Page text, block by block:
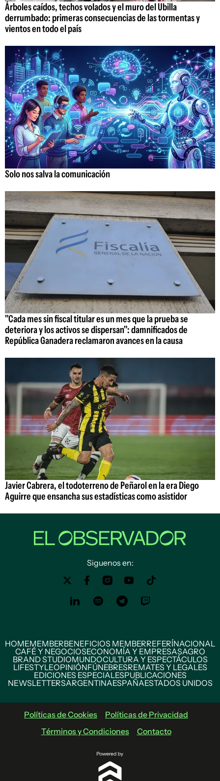
Árboles caídos, techos volados y el muro del Ubilla
derrumbado: primeras consecuencias de las tormentas y
vientos en todo el país
Solo nos salva la comunicación
"Cada mes sin fiscal titular es un mes que la prueba se
deteriora y los activos se dispersan": damnificados de
República Ganadera reclamaron avances en la causa
Javier Cabrera, el todoterreno de Peñarol en la era Diego
Aguirre que ensancha sus estadísticas como asistidor
Siguenos en:
HOMEMEMBERBENEFICIOS MEMBERREFERÍNACIONAL
CAFÉ Y NEGOCIOSECONOMÍA Y EMPRESASAGRO
BRAND STUDIOMUNDOCULTURA Y ESPECTÁCULOS
LIFESTYLEOPINIÓNFÚNEBRESREMATES Y LEGALES
EDICIONES ESPECIALESPUBLICACIONES
NEWSLETTERSARGENTINAESPAÑAESTADOS UNIDOS
Políticas de Cookies
Políticas de Privacidad
Términos y Condiciones
Contacto